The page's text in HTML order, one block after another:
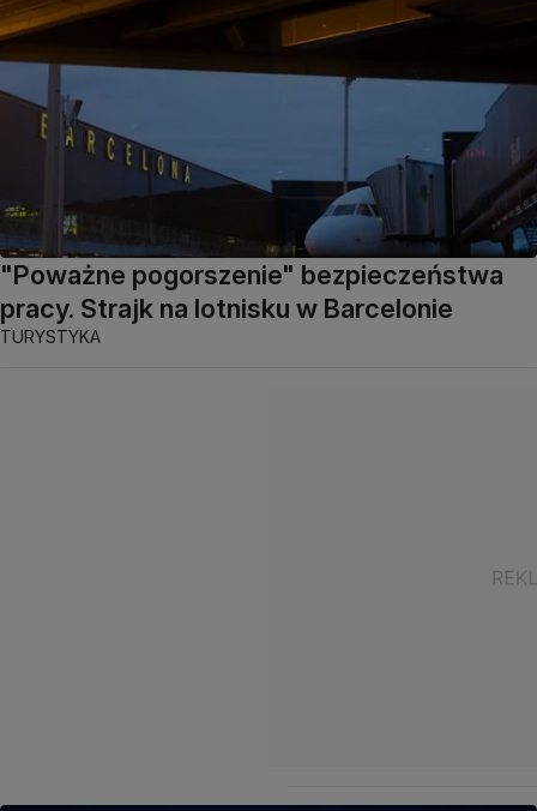
"Poważne pogorszenie" bezpieczeństwa
pracy. Strajk na lotnisku w Barcelonie
TURYSTYKA